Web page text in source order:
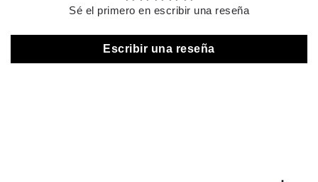
Sé el primero en escribir una reseña
Escribir una reseña